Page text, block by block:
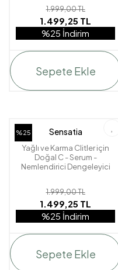
1.999,00 TL
1.499,25 TL
%25 İndirim
Sepete Ekle
%25 Sensatia
Yağlı ve Karma Clitler için
Doğal C - Serum -
Nemlendirici Dengeleyici
1.999,00 TL
1.499,25 TL
%25 İndirim
Sepete Ekle